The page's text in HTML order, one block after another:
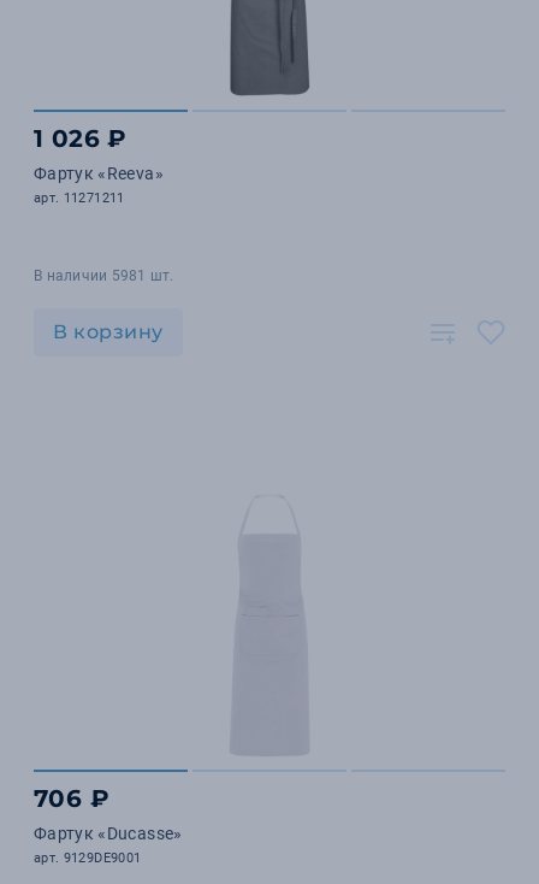
1 026 ₽
Фартук «Reeva»
арт. 11271211
В наличии 5981 шт.
В корзину
706 ₽
Фартук «Ducasse»
арт. 9129DE9001